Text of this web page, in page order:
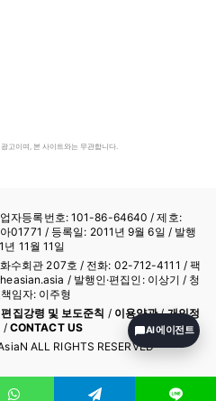
고이며, 본 사이트와는 무관합니다.
자등록번호: 101-86-64640 / 제호:
01771 / 등록일: 2011년 9월 6일 / 발행
년 11월 11일
수회관 207호 / 전화: 02-712-4111 / 팩
/ 발행인·편집인: 이상기 / 청
임자: 이주형
편집강령 및 보도준칙 / 이용약관/개인정
/ CONTACT US
ALL RIGHTS RESERVED
AI 에이전트